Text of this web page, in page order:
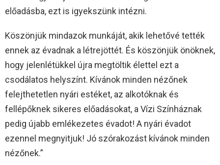
előadásba, ezt is igyekszünk intézni.
Köszönjük mindazok munkáját, akik lehetővé tették
ennek az évadnak a létrejöttét. És köszönjük önöknek,
hogy jelenlétükkel újra megtöltik élettel ezt a
csodálatos helyszínt. Kívánok minden nézőnek
felejthetetlen nyári estéket, az alkotóknak és
fellépőknek sikeres előadásokat, a Vízi Színháznak
pedig újabb emlékezetes évadot! A nyári évadot
ezennel megnyitjuk! Jó szórakozást kívánok minden
nézőnek.”